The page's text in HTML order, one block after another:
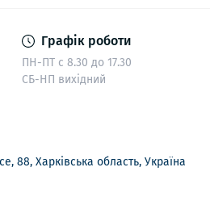
Графік роботи
ПН-ПТ с 8.30 до 17.30
СБ-НП вихідний
88, Харківська область, Україна